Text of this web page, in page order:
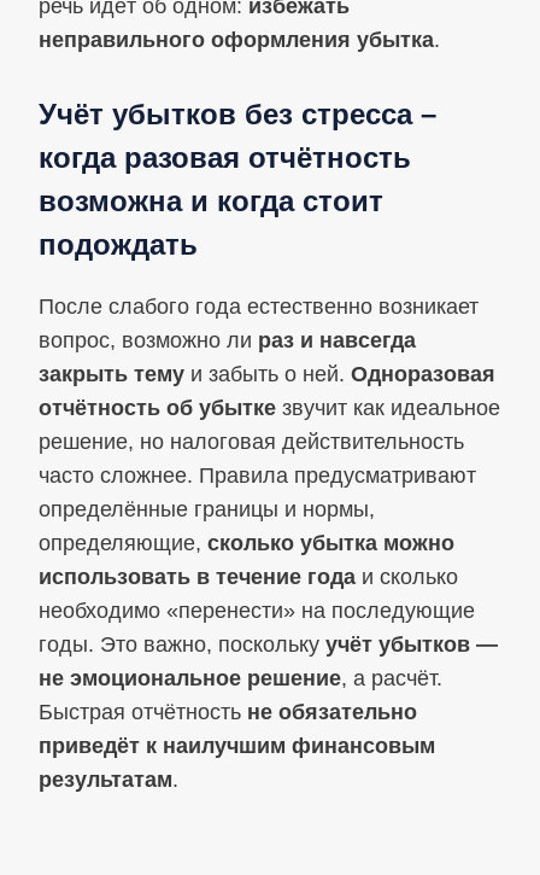
речь идёт об одном: избежать
неправильного оформления убытка.
Учёт убытков без стресса –
когда разовая отчётность
возможна и когда стоит
подождать
После слабого года естественно возникает
вопрос, возможно ли раз и навсегда
закрыть тему и забыть о ней. Одноразовая
отчётность об убытке звучит как идеальное
решение, но налоговая действительность
часто сложнее. Правила предусматривают
определённые границы и нормы,
определяющие, сколько убытка можно
использовать в течение года и сколько
необходимо «перенести» на последующие
годы. Это важно, поскольку учёт убытков —
не эмоциональное решение, а расчёт.
Быстрая отчётность не обязательно
приведёт к наилучшим финансовым
результатам.